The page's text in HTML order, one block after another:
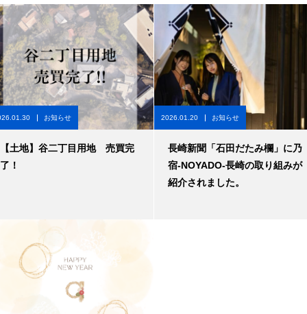
お知らせ
【土地】谷二丁目用地 売買完
了！
2026.01.20 お知らせ
長崎新聞「石田だたみ欄」に乃
宿-NOYADO-長崎の取り組みが
紹介されました。